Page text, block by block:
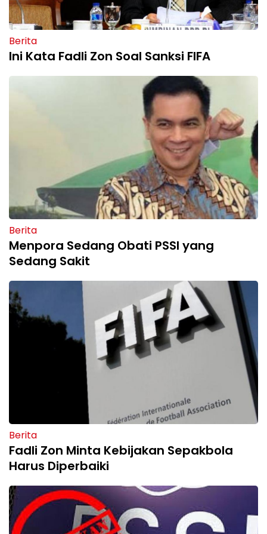
Berita
Ini Kata Fadli Zon Soal Sanksi FIFA
Berita
Menpora Sedang Obati PSSI yang
Sedang Sakit
Berita
Fadli Zon Minta Kebijakan Sepakbola
Harus Diperbaiki